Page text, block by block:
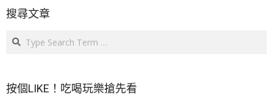
搜尋文章
Search
按個LIKE！吃喝玩樂搶先看